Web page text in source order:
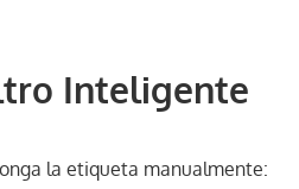
Inteligente
la etiqueta manualmente: